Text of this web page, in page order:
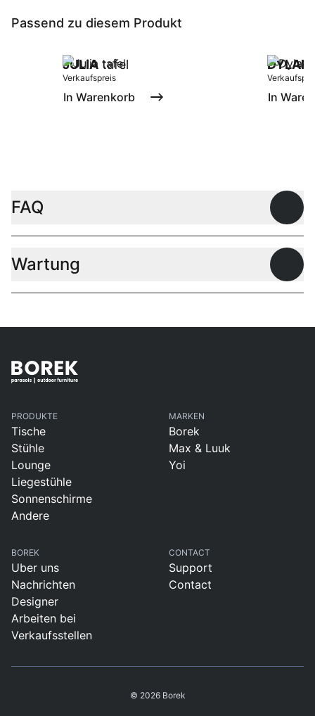
Passend zu diesem Produkt
JULIAtafel
Verkaufspreis
In Warenkorb
DYLAN
In
FAQ
Wartung
PRODUKTE
Tische
Stühle
Lounge
Liegestühle
Sonnenschirme
Andere
MARKEN
Borek
Max & Luuk
Yoi
BOREK
Uber uns
Nachrichten
Designer
Arbeiten bei
Verkaufsstellen
CONTACT
Support
Contact
© 2026 Borek